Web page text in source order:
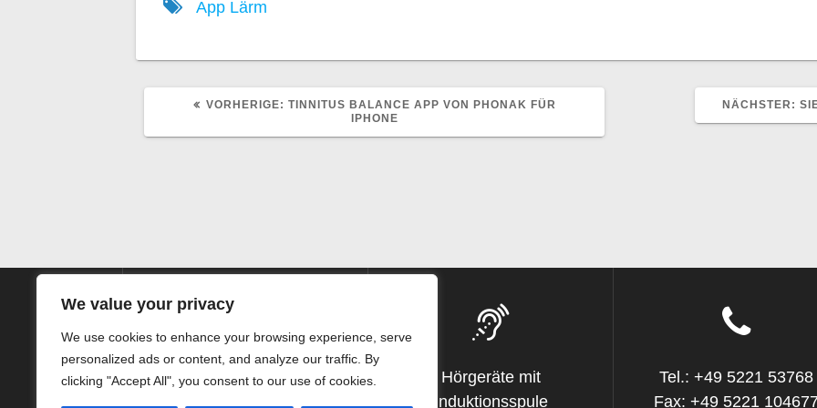
We value your privacy
We use cookies to enhance your browsing experience, serve
personalized ads or content, and analyze our traffic. By
clicking "Accept All", you consent to our use of cookies.
App Lärm
VORHERIGE: VORHERIGER
TINNITUS BALANCE APP VON PHONAK FÜR
IPHONE
NÄCHSTER:
SIEG HörTechnic GmbH
Steinstrasse 10
Hörgeräte mit
Induktionsspule
Tel.: +49 5221 53768
Fax: +49 5221